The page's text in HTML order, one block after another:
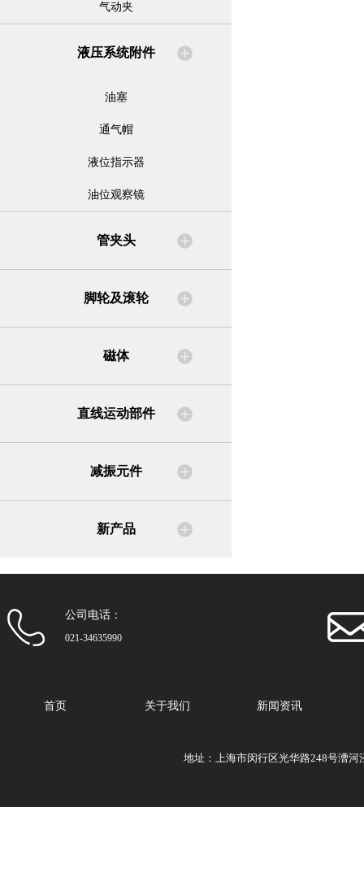
气动夹
液压系统附件
油塞
通气帽
液位指示器
油位观察镜
管夹头
脚轮及滚轮
磁体
直线运动部件
减振元件
新产品
公司电话：
021-34635990
首页 关于我们 新闻资讯
地址：上海市闵行区光华路248号漕